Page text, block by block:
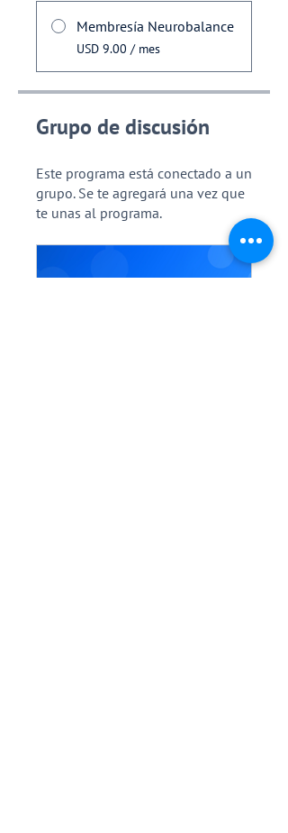
Membresía Neurobalance
USD 9.00 / mes
Grupo de discusión
Este programa está conectado a un
grupo. Se te agregará una vez que
te unas al programa.